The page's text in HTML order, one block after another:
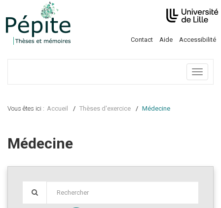
Contact Aide Accessibilité
Menu
Vous êtes ici : Accueil Thèses d'exercice Médecine
Médecine